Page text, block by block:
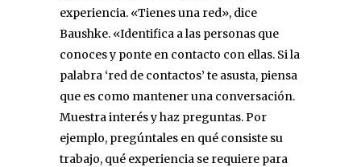
experiencia. «Tienes una red», dice
Baushke. «Identifica a las personas que
conoces y ponte en contacto con ellas. Si la
palabra ‘red de contactos’ te asusta, piensa
que es como mantener una conversación.
Muestra interés y haz preguntas. Por
ejemplo, pregúntales en qué consiste su
trabajo, qué experiencia se requiere para